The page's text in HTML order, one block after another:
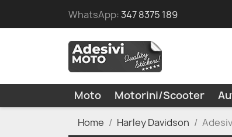
WhatsApp:347 8375 189
Moto Motorini/Scooter
Home Harley Davidson